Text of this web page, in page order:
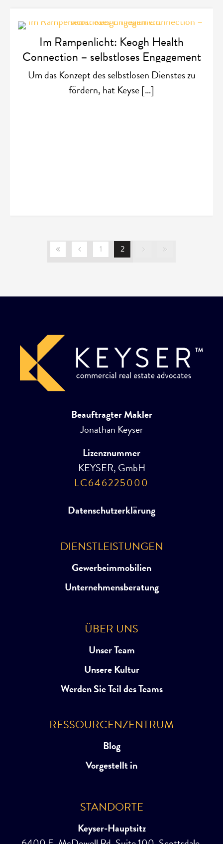
Im Rampenlicht: Keogh Health
Connection – selbstloses Engagement
Um das Konzept des selbstlosen Dienstes zu
fördern, hat Keyse […]
1 2
Beauftragter Makler
Jonathan Keyser
Lizenznummer
KEYSER, GmbH
LC646225000
Datenschutzerklärung
DIENSTLEISTUNGEN
Gewerbeimmobilien
Unternehmensberatung
ÜBER UNS
Unser Team
Unsere Kultur
Werden Sie Teil des Teams
RESSOURCENZENTRUM
Blog
Vorgestellt in
STANDORTE
Keyser-Hauptsitz